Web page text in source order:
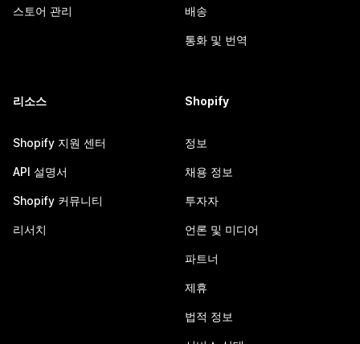
스토어 관리 배송
통화 및 번역
리소스
Shopify 지원 센터
API 설명서
Shopify 커뮤니티
리서치
Shopify
정보
채용 정보
투자자
언론 및 미디어
파트너
제휴
법적 정보